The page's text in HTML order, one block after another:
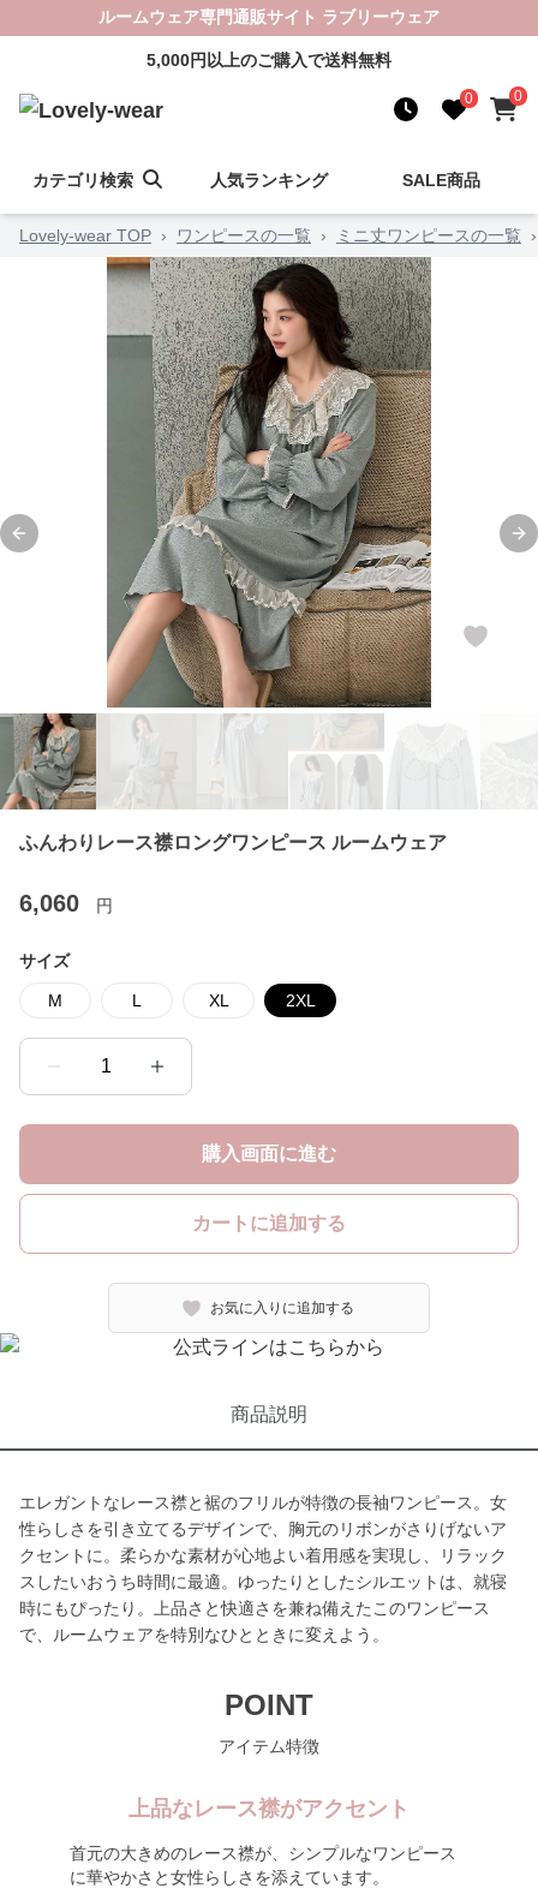
ルームウェア専門通販サイト ラブリーウェア
5,000円以上のご購入で送料無料
0 0
カテゴリ検索 人気ランキング SALE商品
Lovely-wear TOP › ワンピースの一覧 › ミニ丈ワンピースの一覧 ›
Previous slide
ふんわりレース襟ロングワンピース ルームウェア
6,060 円
サイズ
M L XL 2XL
1
購入画面に進む
カートに追加する
お気に入りに追加する
商品説明
エレガントなレース襟と裾のフリルが特徴の長袖ワンピース。女
性らしさを引き立てるデザインで、胸元のリボンがさりげないア
クセントに。柔らかな素材が心地よい着用感を実現し、リラック
スしたいおうち時間に最適。ゆったりとしたシルエットは、就寝
時にもぴったり。上品さと快適さを兼ね備えたこのワンピース
で、ルームウェアを特別なひとときに変えよう。
POINT
アイテム特徴
上品なレース襟がアクセント
首元の大きめのレース襟が、シンプルなワンピース
に華やかさと女性らしさを添えています。